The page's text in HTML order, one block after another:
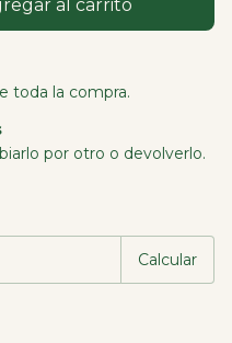
toda la compra.
por otro o devolverlo.
Calcular